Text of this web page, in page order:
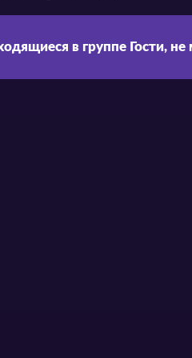
в группе Гости, не